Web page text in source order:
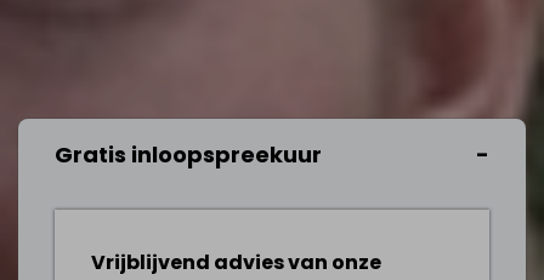
Gratis inloopspreekuur
Vrijblijvend advies van onze